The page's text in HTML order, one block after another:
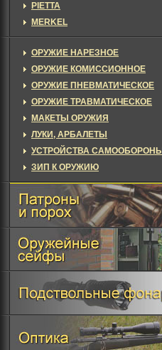
PIETTA
MERKEL
ОРУЖИЕ НАРЕЗНОЕ
ОРУЖИЕ КОМИССИОННОЕ
ОРУЖИЕ ПНЕВМАТИЧЕСКОЕ
ОРУЖИЕ ТРАВМАТИЧЕСКОЕ
МАКЕТЫ ОРУЖИЯ
ЛУКИ, АРБАЛЕТЫ
УСТРОЙСТВА САМООБОРОНЫ
ЗИП К ОРУЖИЮ